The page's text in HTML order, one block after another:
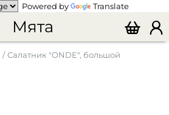
Powered by Translate
Мята
Салатник "ONDE", большой